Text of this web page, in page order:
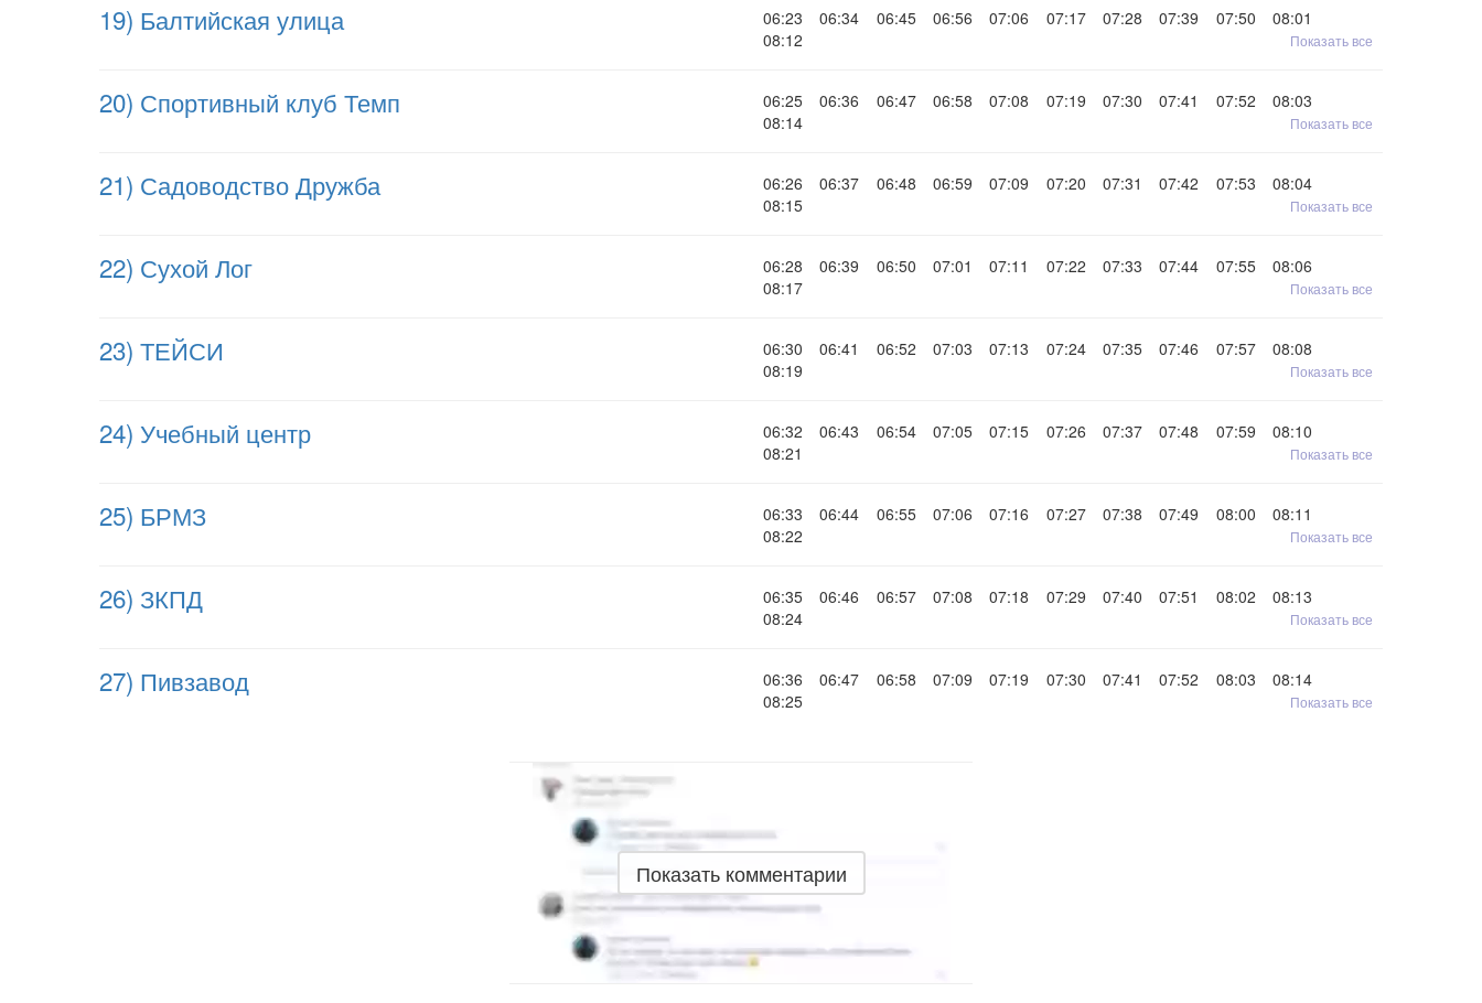
19) Балтийская улица 06:23 06:34 06:45 06:56 07:06 07:17 07:28 07:39 07:50
08:01
08:12
Показать все
20) Спортивный клуб Темп 06:25 06:36 06:47 06:58 07:08 07:19 07:30 07:41 07:52
08:03
08:14
Показать все
21) Садоводство Дружба 06:26 06:37 06:48 06:59 07:09 07:20 07:31 07:42 07:53
08:04
08:15
Показать все
22) Сухой Лог 06:28 06:39 06:50 07:01 07:11 07:22 07:33 07:44 07:55
08:06
08:17
Показать все
23) ТЕЙСИ 06:30 06:41 06:52 07:03 07:13 07:24 07:35 07:46 07:57
08:08
08:19
Показать все
24) Учебный центр 06:32 06:43 06:54 07:05 07:15 07:26 07:37 07:48 07:59
08:10
08:21
Показать все
25) БРМЗ 06:33 06:44 06:55 07:06 07:16 07:27 07:38 07:49 08:00
08:11
08:22
Показать все
26) ЗКПД 06:35 06:46 06:57 07:08 07:18 07:29 07:40 07:51 08:02
08:13
08:24
Показать все
27) Пивзавод 06:36 06:47 06:58 07:09 07:19 07:30 07:41 07:52 08:03
08:14
08:25
Показать все
Показать комментарии